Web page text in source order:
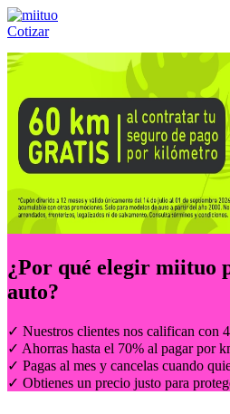
Cotizar
Llámanos al:(55) 84-21-05-00 ó
¿Por qué elegir miituo
auto?
✓ Nuestros clientes nos califican con
✓ Ahorras hasta el 70% al pagar por
✓ Pagas al mes y cancelas cuando
✓ Obtienes un precio justo para